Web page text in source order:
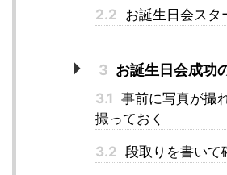
2.2 お誕生日会スタ
3 お誕生日会成功
3.1 事前に写真が撮
撮っておく
3.2 段取りを書いて